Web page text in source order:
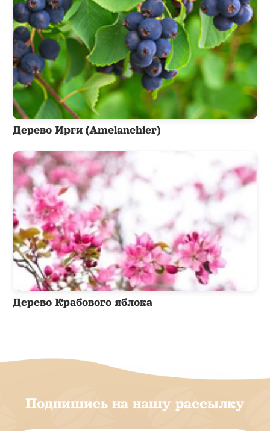
Дерево Ирги (Amelanchier)
Дерево Крабового яблока
Подпишись на нашу рассылку